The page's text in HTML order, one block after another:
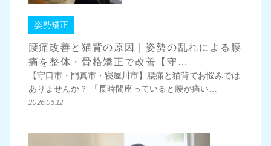
姿勢矯正
腰痛改善と猫背の原因｜姿勢の乱れによる腰
痛を整体・骨格矯正で改善【守…
【守口市・門真市・寝屋川市】腰痛と猫背でお悩みでは
ありませんか？ 「長時間座っていると腰が痛い…
2026.05.12